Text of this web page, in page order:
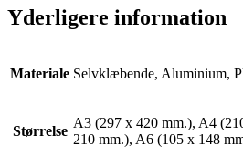
Yderligere information
Materiale Selvklæbende, Aluminium,
Størrelse
A3 (297 x 420 mm.), A4
210 mm.), A6 (105 x 148